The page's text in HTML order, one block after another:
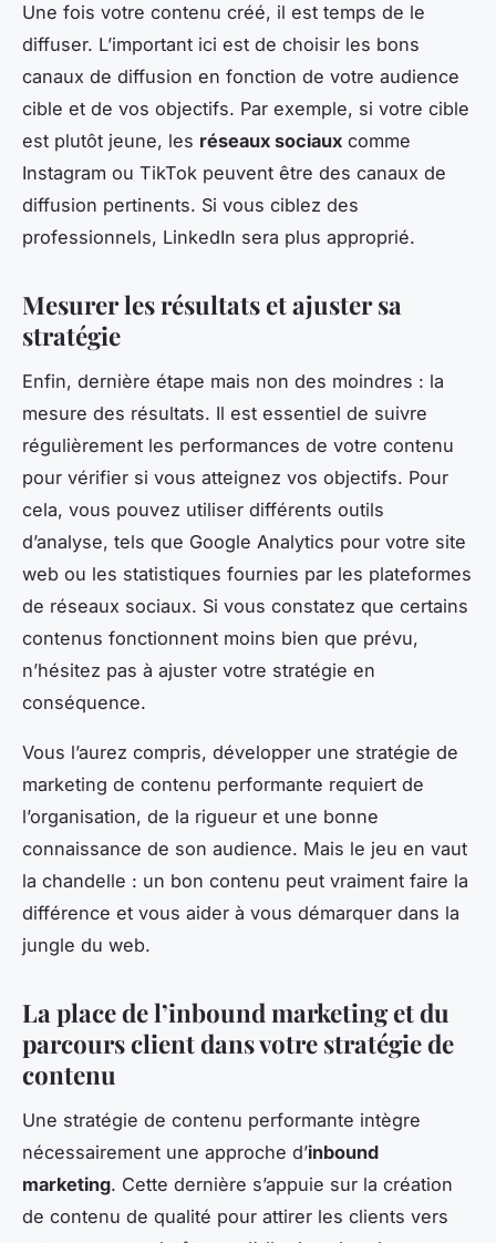
Une fois votre contenu créé, il est temps de le
diffuser. L’important ici est de choisir les bons
canaux de diffusion en fonction de votre audience
cible et de vos objectifs. Par exemple, si votre cible
est plutôt jeune, les réseaux sociaux comme
Instagram ou TikTok peuvent être des canaux de
diffusion pertinents. Si vous ciblez des
professionnels, LinkedIn sera plus approprié.
Mesurer les résultats et ajuster sa
stratégie
Enfin, dernière étape mais non des moindres : la
mesure des résultats. Il est essentiel de suivre
régulièrement les performances de votre contenu
pour vérifier si vous atteignez vos objectifs. Pour
cela, vous pouvez utiliser différents outils
d’analyse, tels que Google Analytics pour votre site
web ou les statistiques fournies par les plateformes
de réseaux sociaux. Si vous constatez que certains
contenus fonctionnent moins bien que prévu,
n’hésitez pas à ajuster votre stratégie en
conséquence.
Vous l’aurez compris, développer une stratégie de
marketing de contenu performante requiert de
l’organisation, de la rigueur et une bonne
connaissance de son audience. Mais le jeu en vaut
la chandelle : un bon contenu peut vraiment faire la
différence et vous aider à vous démarquer dans la
jungle du web.
La place de l’inbound marketing et du
parcours client dans votre stratégie de
contenu
Une stratégie de contenu performante intègre
nécessairement une approche d’inbound
marketing. Cette dernière s’appuie sur la création
de contenu de qualité pour attirer les clients vers